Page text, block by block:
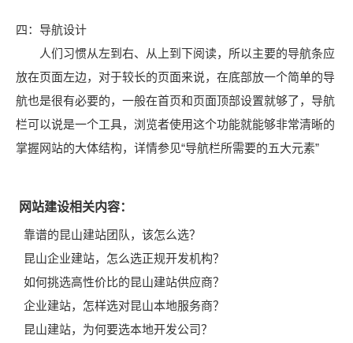
四：导航设计
人们习惯从左到右、从上到下阅读，所以主要的导航条应
放在页面左边，对于较长的页面来说，在底部放一个简单的导
航也是很有必要的，一般在首页和页面顶部设置就够了，导航
栏可以说是一个工具，浏览者使用这个功能就能够非常清晰的
掌握网站的大体结构，详情参见“导航栏所需要的五大元素”
网站建设相关内容：
靠谱的昆山建站团队，该怎么选？
昆山企业建站，怎么选正规开发机构？
如何挑选高性价比的昆山建站供应商？
企业建站，怎样选对昆山本地服务商？
昆山建站，为何要选本地开发公司？